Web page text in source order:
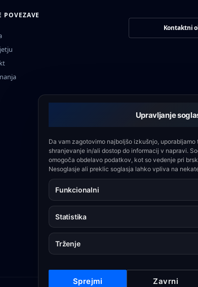
Upravljanje
Da vam zagotovimo najboljšo izkušnjo,
shranjevanje in/ali dostop do informacij v napravi.
omogoča obdelavo podatkov, kot so vedenje pri
Nesoglasje ali preklic soglasja lahko vpliva na
Funkcionalni
Statistika
Trženje
Sprejmi Zavrni
POVEZAVE
Kontaktni